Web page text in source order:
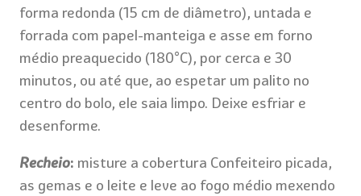
forma redonda (15 cm de diâmetro), untada e
forrada com papel-manteiga e asse em forno
médio preaquecido (180°C), por cerca e 30
minutos, ou até que, ao espetar um palito no
centro do bolo, ele saia limpo. Deixe esfriar e
desenforme.
Recheio: misture a cobertura Confeiteiro picada,
as gemas e o leite e leve ao fogo médio mexendo